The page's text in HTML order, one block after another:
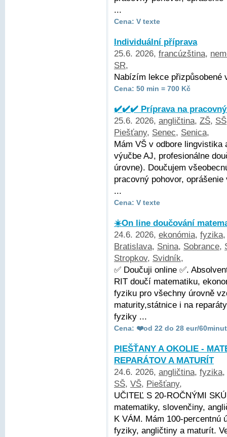
...
Cena: V texte
Individuální příprava
25.6. 2026, francúzština,
SR,
Nabízím lekce přizpůsobené
Cena: 50 min = 700 Kč
✔️✔️✔️ Príprava na
25.6. 2026, angličtina, ZŠ, SŠ
Piešťany, Senec, Senica,
Mám VŠ v odbore
výučbe AJ, profesionálne
úrovne). Doučujem
pracovný pohovor,
...
Cena: V texte
☀️On line doučování
24.6. 2026, ekonómia, fyzika
Bratislava, Snina, Sobrance,
Stropkov, Svidník,
✅ Doučuji online ✅.
RIT doučí matematiku,
fyziku pro všechny úrovně
maturity,státnice i na
fyziky ...
Cena: ❤️od 22 do 28 eur/
PIEŠŤANY A OKOLIE -
REPARÁTOV A MATURÍT
24.6. 2026, angličtina, fyzika,
SŠ, VŠ, Piešťany,
UČITEĽ S 20-ROČNÝMI
matematiky, slovenčiny,
K VÁM. Mám 100-percentnú
fyziky, angličtiny a maturít.